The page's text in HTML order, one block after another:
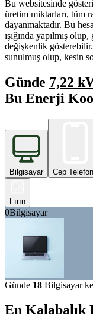
Bu websitesinde
üretim miktarları, tüm
dayanmaktadır. Bu
ışığında yapılmış
değişkenlik
sunulmuş olup, kesin
Günde 7,22
Bu Enerji
Bilgisayar Cep
Fırın
0Bilgisayar
Günde 18 Bilgisayar
En